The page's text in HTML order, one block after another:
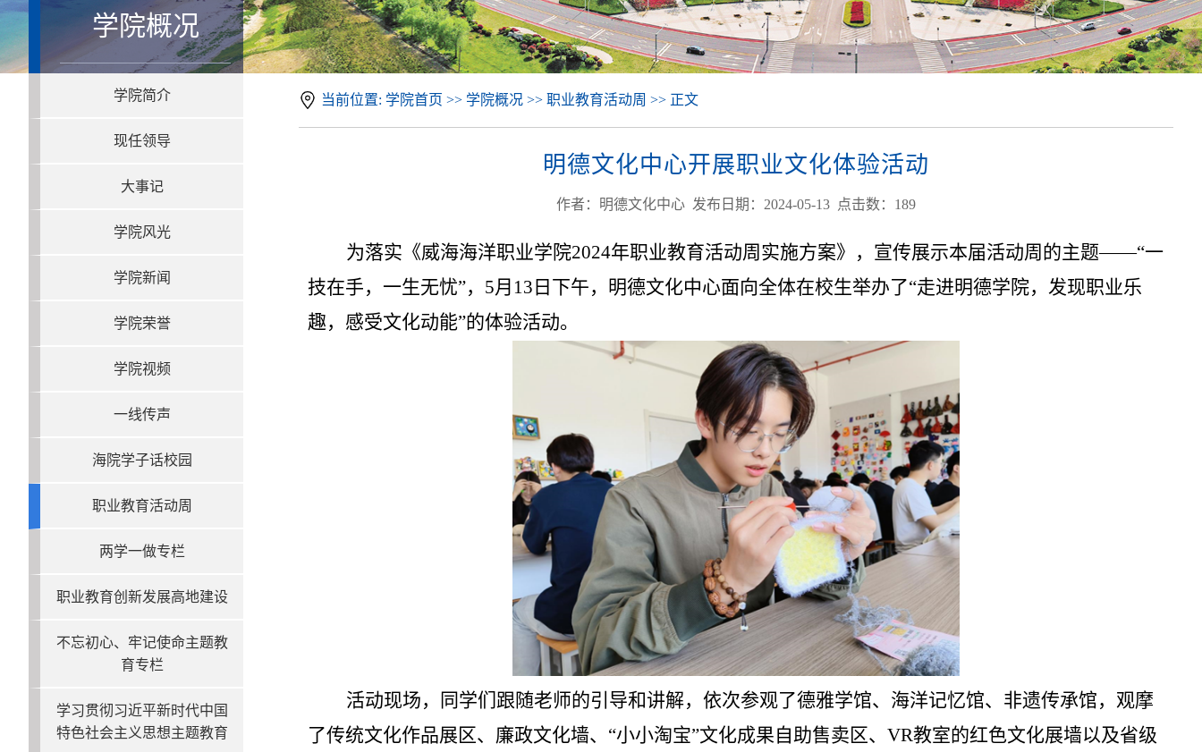
学院概况
学院简介
现任领导
大事记
学院风光
学院新闻
学院荣誉
学院视频
一线传声
海院学子话校园
职业教育活动周
两学一做专栏
职业教育创新发展高地建设
不忘初心、牢记使命主题教
育专栏
学习贯彻习近平新时代中国
特色社会主义思想主题教育
当前位置: 学院首页 >> 学院概况 >> 职业教育活动周 >> 正文
明德文化中心开展职业文化体验活动
作者：明德文化中心 发布日期：2024-05-13 点击数： 189
为落实《威海海洋职业学院2024年职业教育活动周实施方案》，宣传展示本届活动周的主题——“一
技在手，一生无忧”，5月13日下午，明德文化中心面向全体在校生举办了“走进明德学院，发现职业乐
趣，感受文化动能”的体验活动。
活动现场，同学们跟随老师的引导和讲解，依次参观了德雅学馆、海洋记忆馆、非遗传承馆，观摩
了传统文化作品展区、廉政文化墙、“小小淘宝”文化成果自助售卖区、VR教室的红色文化展墙以及省级